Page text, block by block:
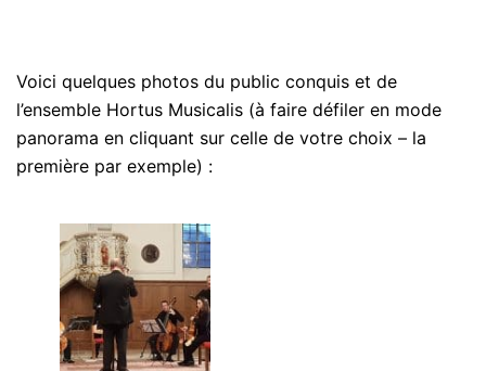
Voici quelques photos du public conquis et de
l’ensemble Hortus Musicalis (à faire défiler en mode
panorama en cliquant sur celle de votre choix – la
première par exemple) :